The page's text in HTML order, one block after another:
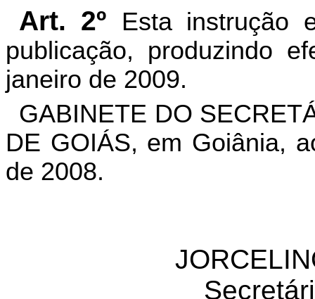
Art. 2º
Esta instrução
publicação, produzindo
janeiro de 2009.
GABINETE DO
DE GOIÁS, em Goiânia,
de 2008.